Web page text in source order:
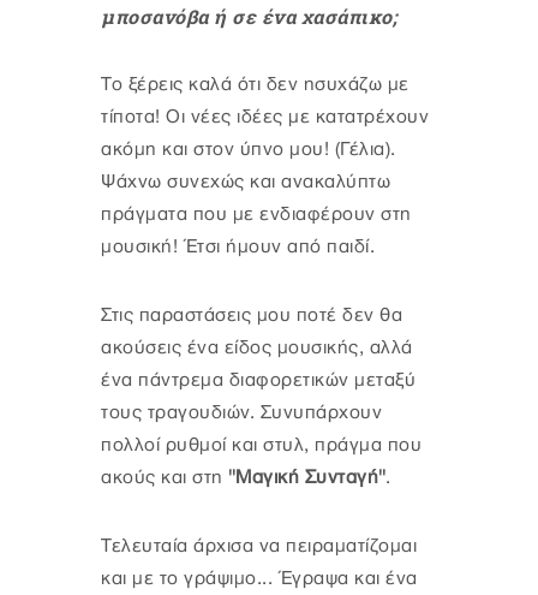
μποσανόβα ή σε ένα χασάπικο;
Το ξέρεις καλά ότι δεν ησυχάζω με
τίποτα! Οι νέες ιδέες με κατατρέχουν
ακόμη και στον ύπνο μου! (Γέλια).
Ψάχνω συνεχώς και ανακαλύπτω
πράγματα που με ενδιαφέρουν στη
μουσική! Έτσι ήμουν από παιδί.
Στις παραστάσεις μου ποτέ δεν θα
ακούσεις ένα είδος μουσικής, αλλά
ένα πάντρεμα διαφορετικών μεταξύ
τους τραγουδιών. Συνυπάρχουν
πολλοί ρυθμοί και στυλ, πράγμα που
ακούς και στη ''Μαγική Συνταγή''.
Τελευταία άρχισα να πειραματίζομαι
και με το γράψιμο... Έγραψα και ένα